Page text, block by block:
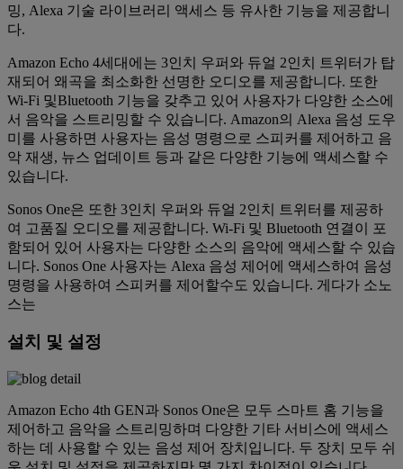
밍, Alexa 기술 라이브러리 액세스 등 유사한 기능을 제공합니
다.
Amazon Echo 4세대에는 3인치 우퍼와 듀얼 2인치 트위터가 탑
재되어 왜곡을 최소화한 선명한 오디오를 제공합니다. 또한
Wi-Fi 및Bluetooth 기능을 갖추고 있어 사용자가 다양한 소스에
서 음악을 스트리밍할 수 있습니다. Amazon의 Alexa 음성 도우
미를 사용하면 사용자는 음성 명령으로 스피커를 제어하고 음
악 재생, 뉴스 업데이트 등과 같은 다양한 기능에 액세스할 수
있습니다.
Sonos One은 또한 3인치 우퍼와 듀얼 2인치 트위터를 제공하
여 고품질 오디오를 제공합니다. Wi-Fi 및 Bluetooth 연결이 포
함되어 있어 사용자는 다양한 소스의 음악에 액세스할 수 있습
니다. Sonos One 사용자는 Alexa 음성 제어에 액세스하여 음성
명령을 사용하여 스피커를 제어할수도 있습니다. 게다가 소노
스는
설치 및 설정
Amazon Echo 4th GEN과 Sonos One은 모두 스마트 홈 기능을
제어하고 음악을 스트리밍하며 다양한 기타 서비스에 액세스
하는 데 사용할 수 있는 음성 제어 장치입니다. 두 장치 모두 쉬